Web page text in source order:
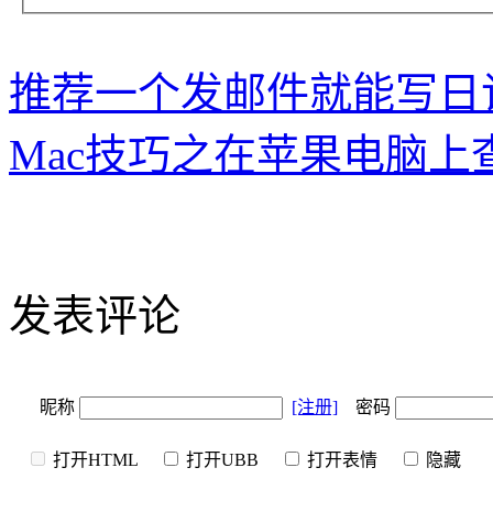
推荐一个发邮件就能写
Mac技巧之在苹果电脑上
发表评论
昵称 [注册] 密码
打开HTML 打开UBB 打开表情 隐